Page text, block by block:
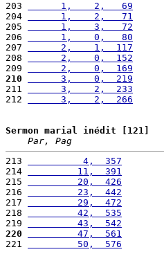
203
      1,    2,   69
204
      1,    2,   71
205
      1,    3,   72
206
      1,    0,   80
207
      2,    1,  117
208
      2,    0,  152
209
      2,    0,  169
210
      3,    0,  219
211
      3,    2,  233
212
      3,    2,  266
Sermon marial inédit [121]
Par, Pag
213
          4,  357
214
         11,  391
215
         20,  426
216
         23,  442
217
         29,  472
218
         42,  535
219
         43,  542
220
         47,  561
221
         50,  576